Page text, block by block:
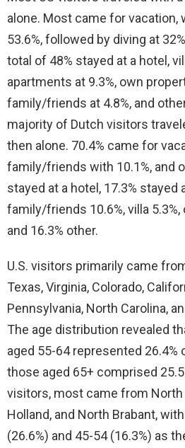
alone. Most came for
53.6%, followed by diving at
total of 48% stayed at a hotel,
apartments at 9.3%, own
family/friends at 4.8%, and
majority of Dutch visitors
then alone. 70.4% came for
family/friends with 10.1%, and
stayed at a hotel, 17.3% stayed
family/friends 10.6%, villa 5.3%,
and 16.3% other.
U.S. visitors primarily came
Texas, Virginia, Colorado,
Pennsylvania, North Carolina,
The age distribution revealed
aged 55-64 represented 26.4%
those aged 65+ comprised
visitors, most came from North
Holland, and North Brabant,
(26.6%) and 45-54 (16.3%) as